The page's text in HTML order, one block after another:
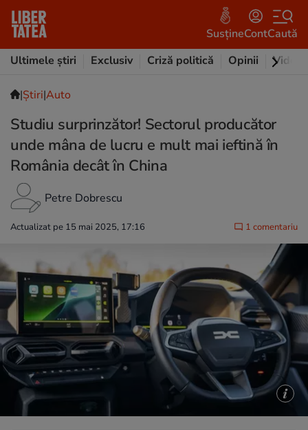
SusțineContCaută
Ultimele știri
Exclusiv Criză politică Opinii Video
|Ştiri|Auto
Studiu surprinzător! Sectorul producător
unde mâna de lucru e mult mai ieftină în
România decât în China
Petre Dobrescu
Actualizat pe 15 mai 2025, 17:16 1 comentariu